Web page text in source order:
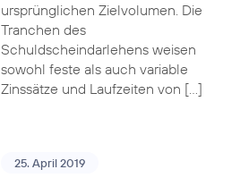
ursprünglichen Zielvolumen. Die
Tranchen des
Schuldscheindarlehens weisen
sowohl feste als auch variable
Zinssätze und Laufzeiten von […]
25. April 2019